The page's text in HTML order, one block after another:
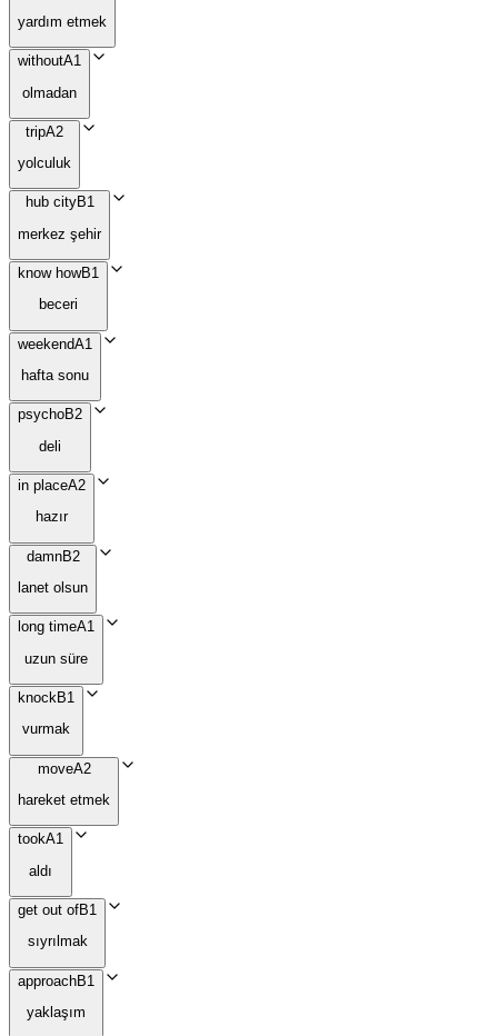
yardım etmek
withoutA1
olmadan
tripA2
yolculuk
hub cityB1
merkez şehir
know howB1
beceri
weekendA1
hafta sonu
psychoB2
deli
in placeA2
hazır
damnB2
lanet olsun
long timeA1
uzun süre
knockB1
vurmak
moveA2
hareket etmek
tookA1
aldı
get out ofB1
sıyrılmak
approachB1
yaklaşım